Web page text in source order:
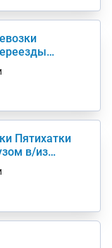
Газель
Пятихатки
в/из
(нал,б/н)